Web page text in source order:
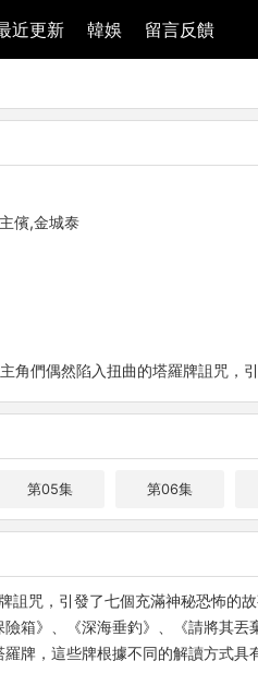
近更新 韓娛 留言反饋
儐,金城泰
角們偶然陷入扭曲的塔羅牌詛咒，
第05集 第06集
咒，引發了七個充滿神秘恐怖的
箱》、《深海垂釣》、《請將其
牌，這些牌根據不同的解讀方式